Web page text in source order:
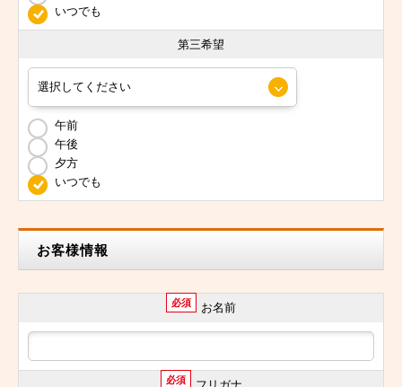
いつでも
第三希望
午前
午後
夕方
いつでも
お客様情報
必須 お名前
必須